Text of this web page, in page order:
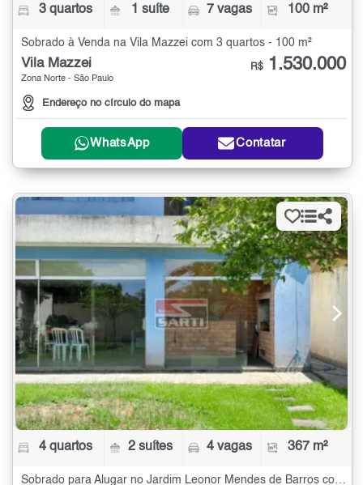
3 quartos 1 suíte 7 vagas 100 m²
Sobrado à Venda na Vila Mazzei com 3 quartos - 100 m²
Vila Mazzei
Zona Norte - São Paulo
Endereço no círculo do mapa
R$ 1.530.000
WhatsApp Contatar
4 quartos 2 suítes 4 vagas 367 m²